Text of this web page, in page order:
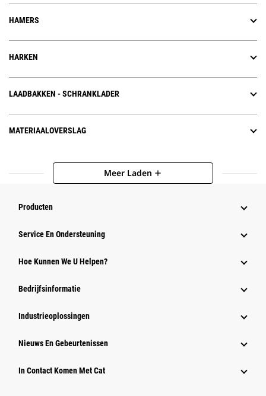
HAMERS
HARKEN
LAADBAKKEN - SCHRANKLADER
MATERIAALOVERSLAG
Meer Laden add
Producten
Service En Ondersteuning
Hoe Kunnen We U Helpen?
Bedrijfsinformatie
Industrieoplossingen
Nieuws En Gebeurtenissen
In Contact Komen Met Cat